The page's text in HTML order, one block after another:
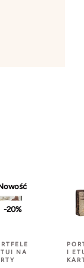
-20%
NA
I